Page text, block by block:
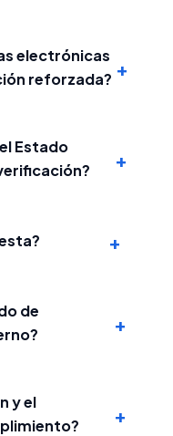
electrónicas
reforzada? +
Estado
+
+
de
+
y el
+